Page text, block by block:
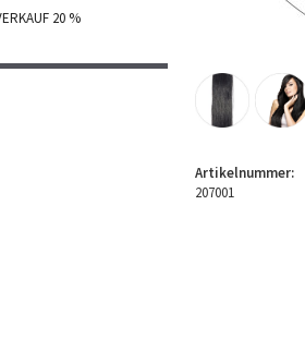
20 %
Artikelnummer:
207001